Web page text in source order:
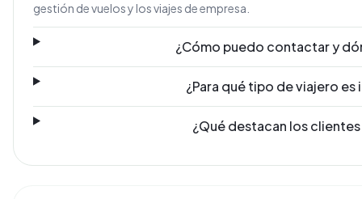
gestión de vuelos y los viajes de empresa.
¿Cómo puedo contactar y
¿Para qué tipo de viajero es
¿Qué destacan los